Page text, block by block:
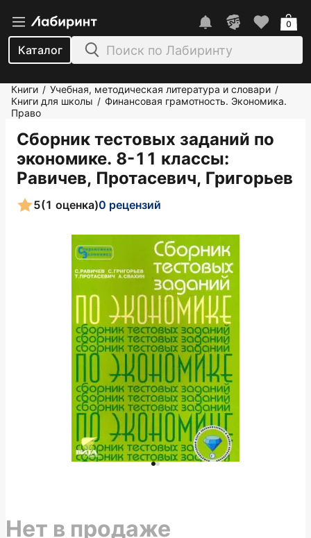
Каталог
0
Книги / Учебная, методическая литература и словари /
Книги для школы / Финансовая грамотность. Экономика.
Право
Сборник тестовых заданий по
экономике. 8-11 классы:
Равичев, Протасевич, Григорьев
5(1 оценка)0 рецензий
Нет в продаже